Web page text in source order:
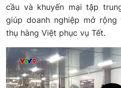
cầu và khuyến mại tập
giúp doanh nghiệp mở
thụ hàng Việt phục vụ Tết.